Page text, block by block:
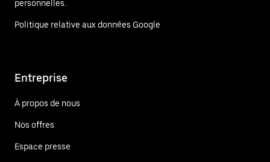
personnelles.
Politique relative aux données Google
Entreprise
À propos de nous
Nos offres
Espace presse